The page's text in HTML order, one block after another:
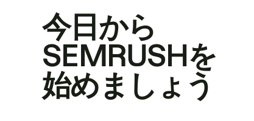
今日から
SEMRUSHを
始めましょう